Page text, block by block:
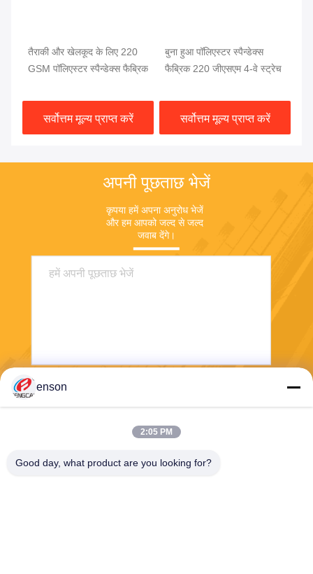
तैराकी और खेलकूद के लिए 220
GSM पॉलिएस्टर स्पैन्डेक्स फैब्रिक
सर्वोत्तम मूल्य प्राप्त करें
बुना हुआ पॉलिएस्टर स्पैन्डेक्स
फैब्रिक 220 जीएसएम 4-वे स्ट्रेच
सर्वोत्तम मूल्य प्राप्त करें
अपनी पूछताछ भेजें
कृपया हमें अपना अनुरोध भेजें
और हम आपको जल्द से जल्द
जवाब देंगे।
enson
2:05 PM
Good day, what product are you looking for?